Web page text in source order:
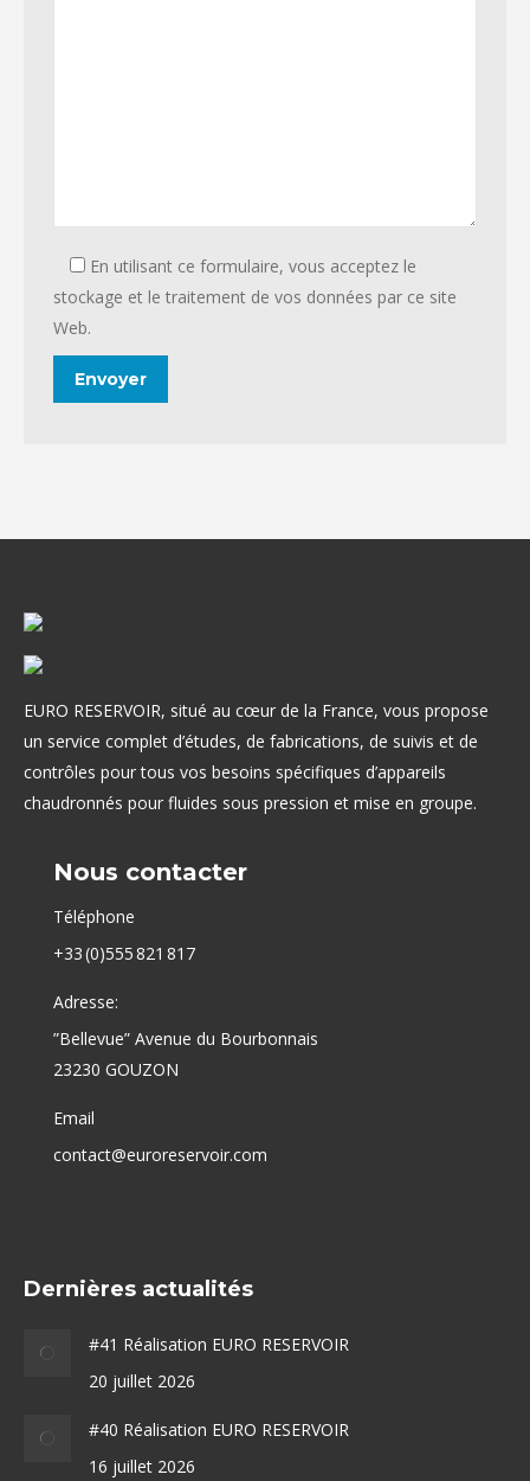
En utilisant ce formulaire, vous acceptez le
stockage et le traitement de vos données par ce site
Web.
EURO RESERVOIR, situé au cœur de la France, vous propose
un service complet d’études, de fabrications, de suivis et de
contrôles pour tous vos besoins spécifiques d’appareils
chaudronnés pour fluides sous pression et mise en groupe.
Nous contacter
Téléphone
+33 (0)555 821 817
Adresse:
”Bellevue” Avenue du Bourbonnais
23230 GOUZON
Email
contact@euroreservoir.com
Dernières actualités
#41 Réalisation EURO RESERVOIR
20 juillet 2026
#40 Réalisation EURO RESERVOIR
16 juillet 2026